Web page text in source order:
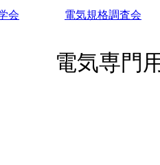
会 電気規格調査会
電気専門